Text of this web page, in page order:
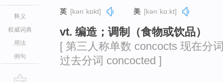
释义
权威词典
用法
例句
英 [kənˈkɒkt] 美 [kənˈkɑːkt]
vt. 编造；调制（食物或饮品）
[ 第三人称单数 concocts 现在分
过去分词 concocted ]